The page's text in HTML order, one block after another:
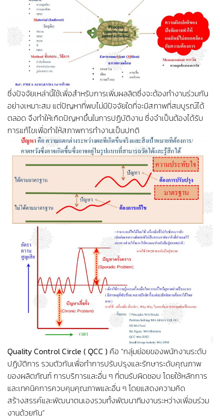
ซึ่งปัจจัยเหล่านี้ใช้เพื่อสำหรับการเพิ่มผลลิตซึ่งจะต้องทำงานร่วมกัน
อย่างเหมาะสม แต่ปัญหาที่พบไม่มีปัจจัยใดที่จะมีสภาพที่สมบูรณ์ได้
ตลอด จึงทำให้เกิดปัญหาขึ้นในการปฏิบัติงาน ซึ่งจำเป็นต้องได้รับ
การแก้ไขเพื่อทำให้สภาพการทำงานเป็นปกติ
Quality Control Circle ( QCC ) คือ “กลุ่มย่อยของพนักงานระดับ
ปฏิบัติการ รวมตัวกันเพื่อทำการปรับปรุงและรักษาระดับคุณภาพ
ของผลิตภัณฑ์ การบริการและอื่น ๆ ที่ตนรับผิดชอบ โดยใช้หลักการ
และเทคนิคการควบคุมคุณภาพและอื่น ๆ โดยแสดงความคิด
สร้างสรรค์และพัฒนาตนเองรวมทั้งพัฒนาทีมงานระหว่างเพื่อนร่วม
งานด้วยกัน”